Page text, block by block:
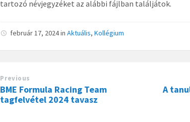
tartozó névjegyzéket az alábbi fájlban találjátok.
február 17, 2024inAktuális,Kollégium
Previous
BME Formula Racing Team
tagfelvétel 2024 tavasz
A